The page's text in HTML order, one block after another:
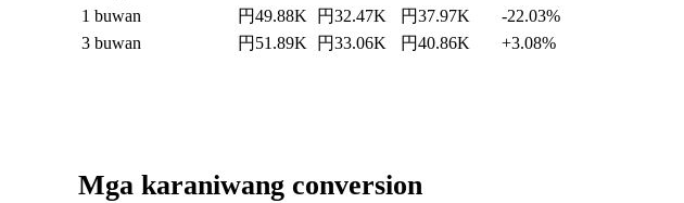
1 buwan
円49.88K 円32.47K 円37.97K
-22.03%
3 buwan
円51.89K 円33.06K 円40.86K +3.08%
Mga karaniwang conversion